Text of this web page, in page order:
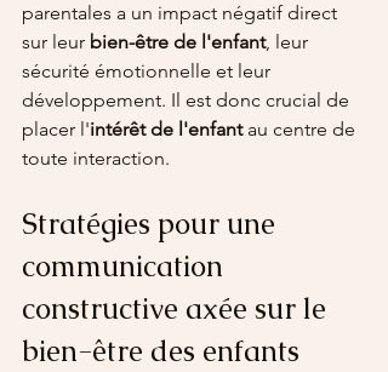
parentales a un impact négatif direct
sur leur bien-être de l'enfant, leur
sécurité émotionnelle et leur
développement. Il est donc crucial de
placer l'intérêt de l'enfant au centre de
toute interaction.
Stratégies pour une
communication
constructive axée sur le
bien-être des enfants